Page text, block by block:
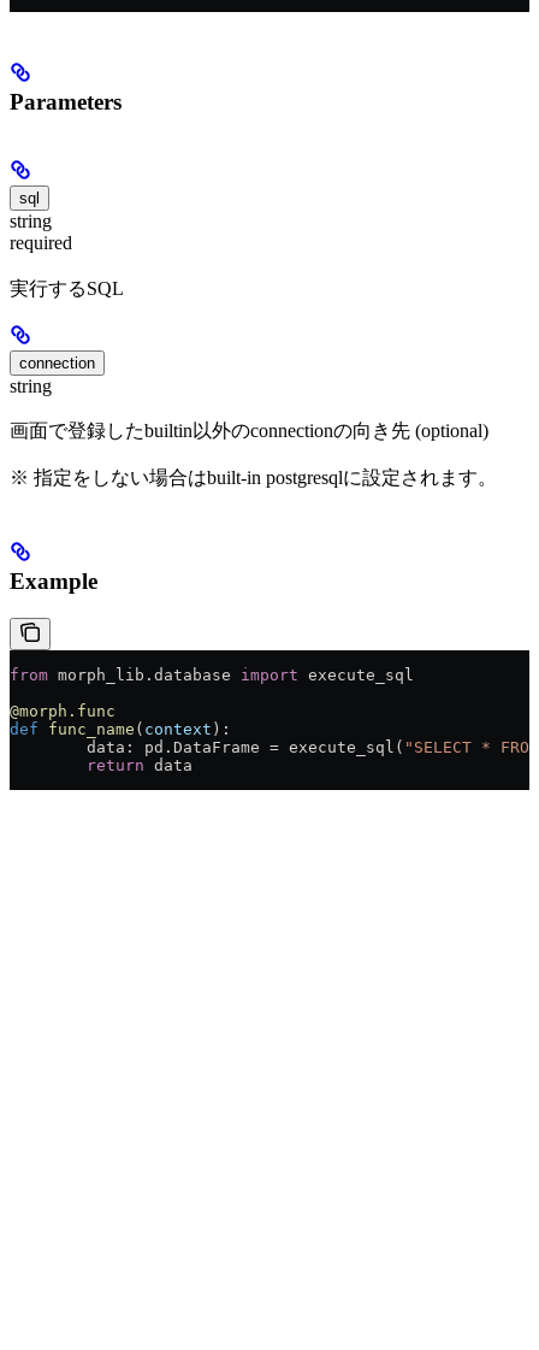
Parameters
sql
string
required
実行するSQL
connection
string
画面で登録したbuiltin以外のconnectionの向き先 (optional)
※ 指定をしない場合はbuilt-in postgresqlに設定されます。
Example
from morph_lib.database import execute_sql
@morph.func
def func_name ( context ):
	data: pd.DataFrame = execute_sql(
"SELECT *
	return
data